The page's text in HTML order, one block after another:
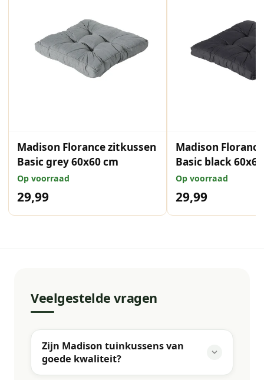
Madison Florance zitkussen
Basic grey 60x60 cm
Op voorraad
29,99
Madison
Basic black
Op voorraad
29,99
Veelgestelde vragen
Zijn Madison tuinkussens van
goede kwaliteit?